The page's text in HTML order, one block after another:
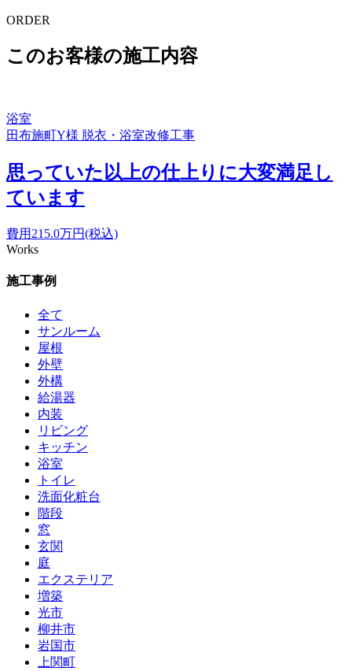
ORDER
このお客様の施工内容
浴室
田布施町Y様 脱衣・浴室改修工事
思っていた以上の仕上りに大変満足し
ています
費用 215.0万円(税込)
Works
施工事例
全て
サンルーム
屋根
外壁
外構
給湯器
内装
リビング
キッチン
浴室
トイレ
洗面化粧台
階段
窓
玄関
庭
エクステリア
増築
光市
柳井市
岩国市
上関町